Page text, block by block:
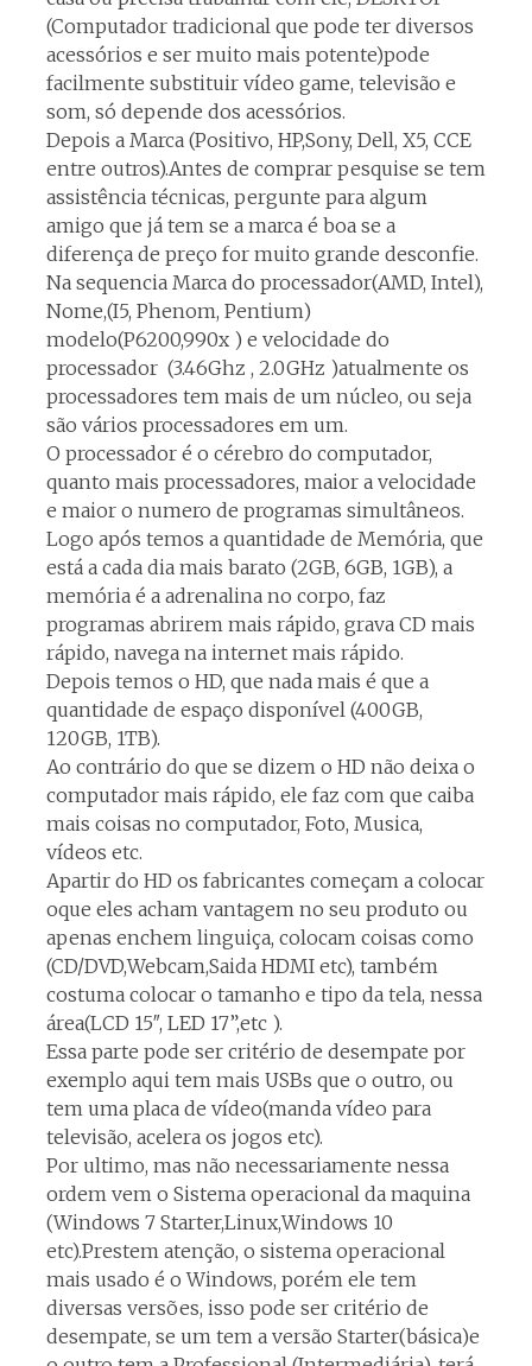
(Computador tradicional que pode ter diversos
acessórios e ser muito mais potente)pode
facilmente substituir vídeo game, televisão e
som, só depende dos acessórios.
Depois a Marca (Positivo, HP,Sony, Dell, X5, CCE
entre outros).Antes de comprar pesquise se tem
assistência técnicas, pergunte para algum
amigo que já tem se a marca é boa se a
diferença de preço for muito grande desconfie.
Na sequencia Marca do processador(AMD, Intel),
Nome,(I5, Phenom, Pentium)
modelo(P6200,990x ) e velocidade do
processador (3.46Ghz , 2.0GHz )atualmente os
processadores tem mais de um núcleo, ou seja
são vários processadores em um.
O processador é o cérebro do computador,
quanto mais processadores, maior a velocidade
e maior o numero de programas simultâneos.
Logo após temos a quantidade de Memória, que
está a cada dia mais barato (2GB, 6GB, 1GB), a
memória é a adrenalina no corpo, faz
programas abrirem mais rápido, grava CD mais
rápido, navega na internet mais rápido.
Depois temos o HD, que nada mais é que a
quantidade de espaço disponível (400GB,
120GB, 1TB).
Ao contrário do que se dizem o HD não deixa o
computador mais rápido, ele faz com que caiba
mais coisas no computador, Foto, Musica,
vídeos etc.
Apartir do HD os fabricantes começam a colocar
oque eles acham vantagem no seu produto ou
apenas enchem linguiça, colocam coisas como
(CD/DVD,Webcam,Saida HDMI etc), também
costuma colocar o tamanho e tipo da tela, nessa
área(LCD 15″, LED 17”,etc ).
Essa parte pode ser critério de desempate por
exemplo aqui tem mais USBs que o outro, ou
tem uma placa de vídeo(manda vídeo para
televisão, acelera os jogos etc).
Por ultimo, mas não necessariamente nessa
ordem vem o Sistema operacional da maquina
(Windows 7 Starter,Linux,Windows 10
etc).Prestem atenção, o sistema operacional
mais usado é o Windows, porém ele tem
diversas versões, isso pode ser critério de
desempate, se um tem a versão Starter(básica)e